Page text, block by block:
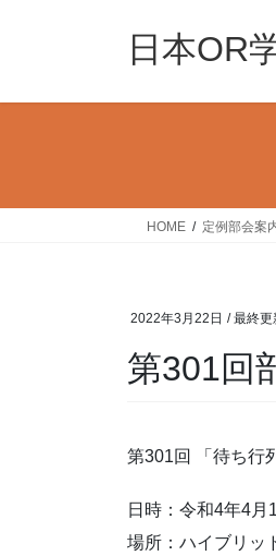
日本OR
HOME 定例部会案
2022年3月22日 / 最終更
第301回
第301回 「待ち行
日時：令和4年4月
場所：ハイブリッ